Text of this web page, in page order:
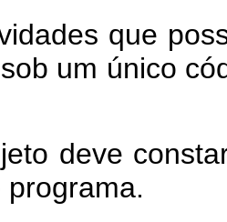
que
um único
deve